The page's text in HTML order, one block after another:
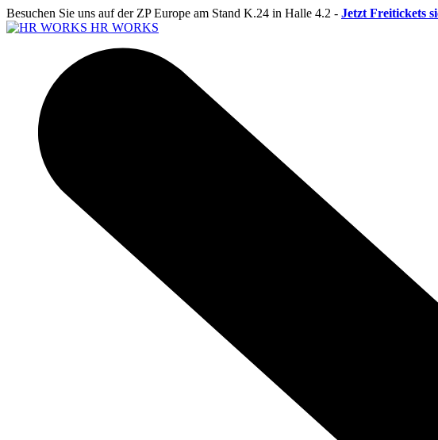
Besuchen Sie uns auf der ZP Europe am Stand K.24 in Halle 4.2 - Jetzt Freitickets
HR WORKS